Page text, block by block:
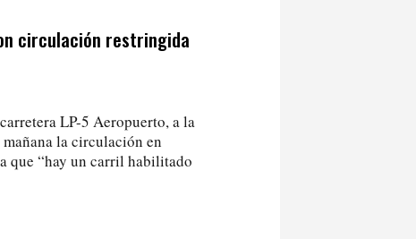
circulación restringida
LP-5 Aeropuerto, a la
la circulación en
que “hay un carril habilitado